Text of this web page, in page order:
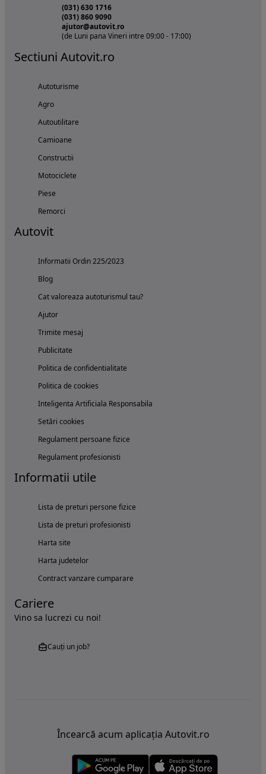
(031) 630 1716
(031) 860 9090
ajutor@autovit.ro
(de Luni pana Vineri intre 09:00 - 17:00)
Sectiuni Autovit.ro
Autoturisme
Agro
Autoutilitare
Camioane
Constructii
Motociclete
Piese
Remorci
Autovit
Informatii Ordin 225/2023
Blog
Cat valoreaza autoturismul tau?
Ajutor
Trimite mesaj
Publicitate
Politica de confidentialitate
Politica de cookies
Inteligenta Artificiala Responsabila
Setări cookies
Regulament persoane fizice
Regulament profesionisti
Informatii utile
Lista de preturi persone fizice
Lista de preturi profesionisti
Harta site
Harta judetelor
Contract vanzare cumparare
Cariere
Vino sa lucrezi cu noi!
Cauți un job?
Încearcă acum aplicația Autovit.ro